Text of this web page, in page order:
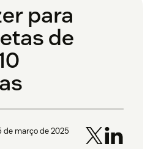
para
de
de março de 2025